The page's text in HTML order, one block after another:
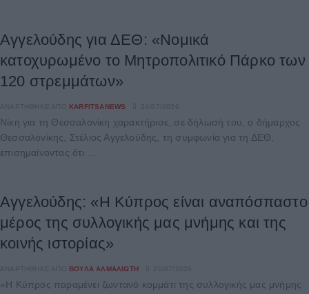
Αγγελούδης για ΔΕΘ: «Νομικά
κατοχυρωμένο το Μητροπολιτικό Πάρκο των
120 στρεμμάτων»
ΑΝΑΡΤΉΘΗΚΕ ΑΠΌ KARFITSANEWS
Νίκη για τη Θεσσαλονίκη χαρακτήρισε, σε δήλωσή του, ο δήμαρχος
Θεσσαλονίκης, Στέλιος Αγγελούδης, τη συμφωνία για τη ΔΕΘ,
επισημαίνοντας ότι ...
Αγγελούδης: «Η Κύπρος είναι αναπόσπαστο
μέρος της συλλογικής μας μνήμης και της
κοινής ιστορίας»
ΑΝΑΡΤΉΘΗΚΕ ΑΠΌ ΒΟΎΛΑ ΑΛΜΑΛΙΏΤΗ
«Η Κύπρος παραμένει ζωντανό κομμάτι της συλλογικής μας μνήμης